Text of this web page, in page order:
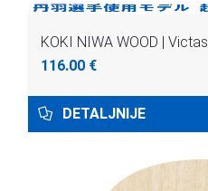
KOKI NIWA WOOD | Victas
116.00 €
DETALJNIJE